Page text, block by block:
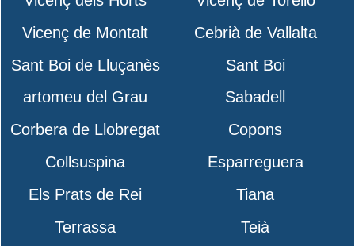
Vicenç de Montalt
Cebrià de Vallalta
Sant Boi de Lluçanès
Sant Boi
artomeu del Grau
Sabadell
Corbera de Llobregat
Copons
Collsuspina
Esparreguera
Els Prats de Rei
Tiana
Terrassa
Teià